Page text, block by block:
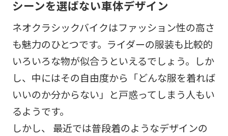
シーンを選ばない車体デザイン
ネオクラシックバイクはファッション性の高さ
も魅力のひとつです。ライダーの服装も比較的
いろいろな物が似合うといえるでしょう。しか
し、中にはその自由度から「どんな服を着れば
いいのか分からない」と戸惑ってしまう人もい
るようです。
しかし、 最近では普段着のようなデザインの